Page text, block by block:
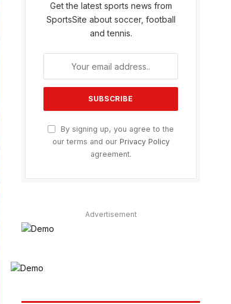
Get the latest sports news from
SportsSite about soccer, football
and tennis.
By signing up, you agree to the
our terms and our Privacy Policy
agreement.
Advertisement